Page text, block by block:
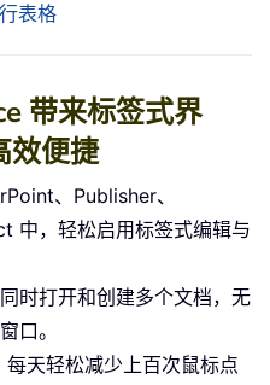
表格
带来标签式界
效便捷
、Publisher、
中，轻松启用标签式编辑与
时打开和创建多个文档，无
口。
天轻松减少上百次鼠标点